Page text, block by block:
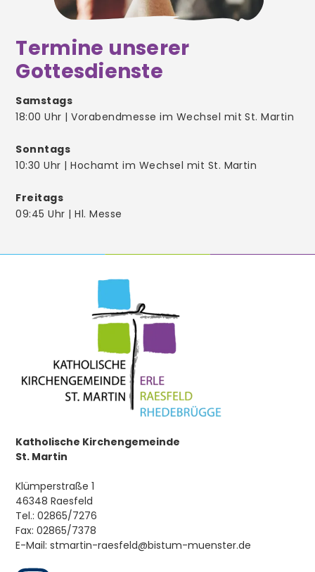
Gottesdienste
Stellenangebote
Taufe
Erstkommunion
Beauftragung/Weihe
Krankensalbung
Pfarrei
Über Uns
Pastoralplan
Termine unserer
Gottesdienste
Samstags
18:00 Uhr | Vorabendmesse im Wechsel mit St. Martin
Sonntags
10:30 Uhr | Hochamt im Wechsel mit St. Martin
Freitags
09:45 Uhr | Hl. Messe
Katholische Kirchengemeinde
St. Martin
Klümperstraße 1
46348 Raesfeld
Tel.: 02865/7276
Fax: 02865/7378
E-Mail: stmartin-raesfeld@bistum-muenster.de